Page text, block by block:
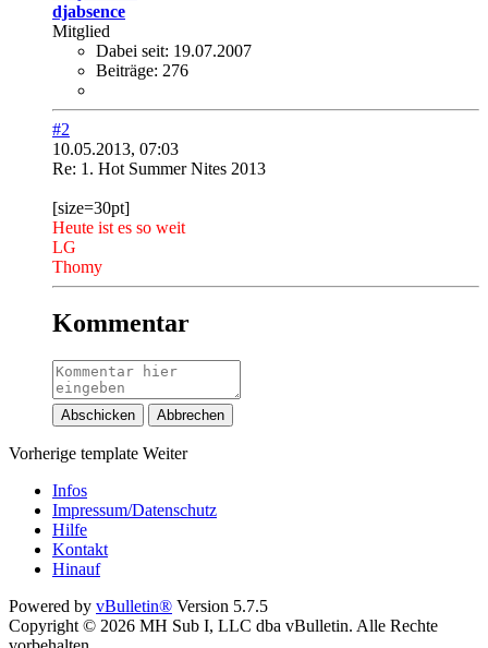
djabsence
Mitglied
Dabei seit: 19.07.2007
Beiträge: 276
#2
10.05.2013, 07:03
Re: 1. Hot Summer Nites 2013
[size=30pt]
Heute ist es so weit
LG
Thomy
Kommentar
Abschicken Abbrechen
Vorherige template Weiter
Infos
Impressum/Datenschutz
Hilfe
Kontakt
Hinauf
Powered by vBulletin® Version 5.7.5
Copyright © 2026 MH Sub I, LLC dba vBulletin. Alle Rechte